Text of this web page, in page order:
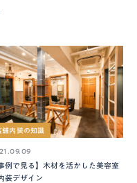
舗内装の知識
例で見る】木材を活かした美容室
装デザイン